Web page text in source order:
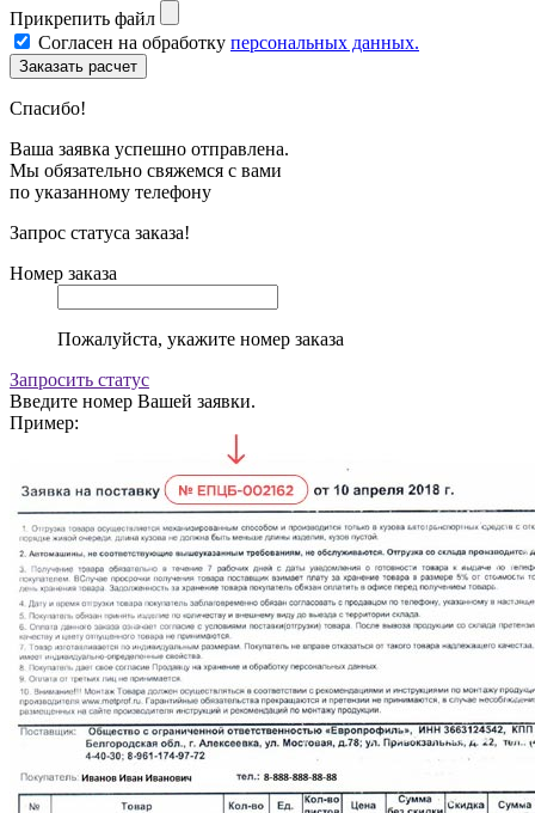
Прикрепить файл
Согласен на обработку персональных данных.
Спасибо!
Ваша заявка успешно отправлена.
Мы обязательно свяжемся с вами
по указанному телефону
Запрос статуса заказа!
Номер заказа
Пожалуйста, укажите номер заказа
Запросить статус
Введите номер Вашей заявки.
Пример: